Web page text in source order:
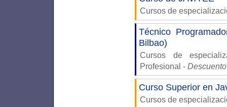
Cursos de
Técnico
Bilbao)
Cursos de
Profesional - Descuento
Curso Superior en
Cursos de